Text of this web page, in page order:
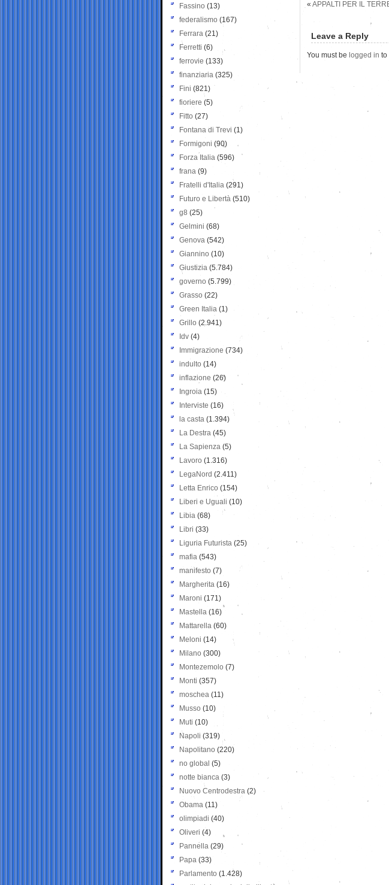
« APPALTI PER IL
Leave a Reply
You must be logged in to
Fassino (13)
federalismo (167)
Ferrara (21)
Ferretti (6)
ferrovie (133)
finanziaria (325)
Fini (821)
fioriere (5)
Fitto (27)
Fontana di Trevi (1)
Formigoni (90)
Forza Italia (596)
frana (9)
Fratelli d'Italia (291)
Futuro e Libertà (510)
g8 (25)
Gelmini (68)
Genova (542)
Giannino (10)
Giustizia (5.784)
governo (5.799)
Grasso (22)
Green Italia (1)
Grillo (2.941)
Idv (4)
Immigrazione (734)
indulto (14)
inflazione (26)
Ingroia (15)
Interviste (16)
la casta (1.394)
La Destra (45)
La Sapienza (5)
Lavoro (1.316)
LegaNord (2.411)
Letta Enrico (154)
Liberi e Uguali (10)
Libia (68)
Libri (33)
Liguria Futurista (25)
mafia (543)
manifesto (7)
Margherita (16)
Maroni (171)
Mastella (16)
Mattarella (60)
Meloni (14)
Milano (300)
Montezemolo (7)
Monti (357)
moschea (11)
Musso (10)
Muti (10)
Napoli (319)
Napolitano (220)
no global (5)
notte bianca (3)
Nuovo Centrodestra (2)
Obama (11)
olimpiadi (40)
Oliveri (4)
Pannella (29)
Papa (33)
Parlamento (1.428)